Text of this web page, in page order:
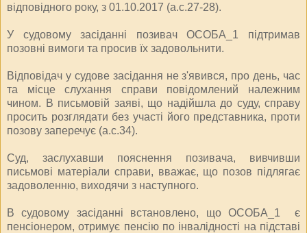
відповідного року, з 01.10.2017 (а.с.27-28).
У судовому засіданні позивач ОСОБА_1 підтримав
позовні вимоги та просив їх задовольнити.
Відповідач у судове засідання не з'явився, про день, час
та місце слухання справи повідомлений належним
чином. В письмовій заяві, що надійшла до суду, справу
просить розглядати без участі його представника, проти
позову заперечує (а.с.34).
Суд, заслухавши пояснення позивача, вивчивши
письмові матеріали справи, вважає, що позов підлягає
задоволенню, виходячи з наступного.
В судовому засіданні встановлено, що ОСОБА_1 є
пенсіонером, отримує пенсію по інвалідності на підставі